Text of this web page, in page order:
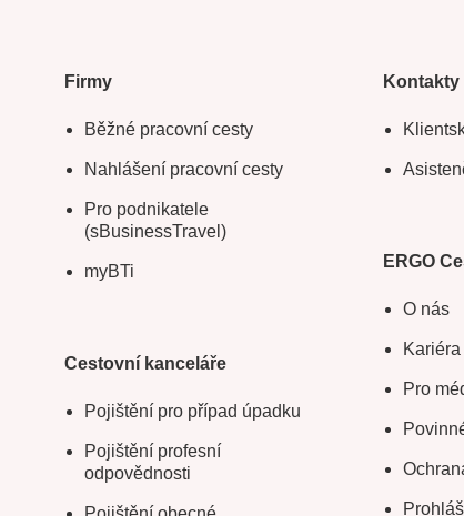
Firmy
Běžné pracovní cesty
Nahlášení pracovní cesty
Pro podnikatele
(sBusinessTravel)
myBTi
Cestovní kanceláře
Pojištění pro případ úpadku
Pojištění profesní
odpovědnosti
Kontakty
ERGO
O nás
Kariéra
Pro